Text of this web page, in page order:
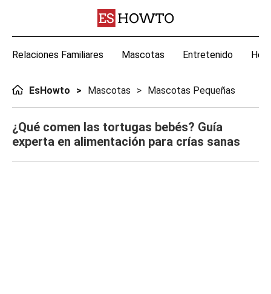
Relaciones Familiares Mascotas Entretenido
EsHowto Mascotas Mascotas Pequeñas
¿Qué comen las tortugas bebés? Guía
experta en alimentación para crías sanas